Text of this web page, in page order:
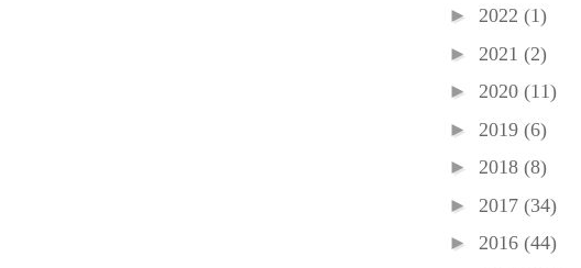
► 2022 (1)
► 2021 (2)
► 2020 (11)
► 2019 (6)
► 2018 (8)
► 2017 (34)
► 2016 (44)